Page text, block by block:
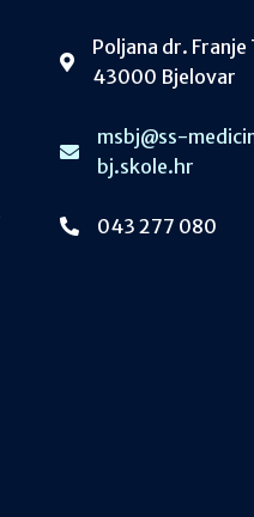
Poljana dr. Franje
43000 Bjelovar
msbj@ss-
bj.skole.hr
043 277 080